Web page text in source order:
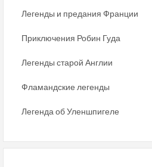
Легенды и предания Франции
Приключения Робин Гуда
Легенды старой Англии
Фламандские легенды
Легенда об Уленшпигеле